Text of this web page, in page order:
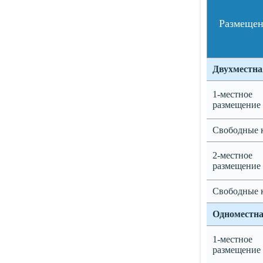
1-местное
размещение
Свободные
2-местное
размещение
Свободные
1-местное
размещение